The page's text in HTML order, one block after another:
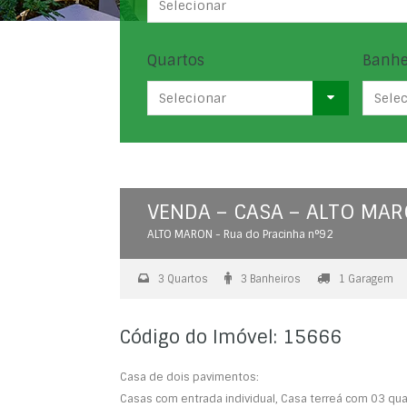
Selecionar
Quartos
Selecionar
VENDA – CASA – ALTO
ALTO MARON - Rua do Pracinha n°92
3 Quartos 3 Banheiros 1 Garagem
Código do Imóvel: 15666
Casa de dois pavimentos:
Casas com entrada individual, Casa terreá com 03